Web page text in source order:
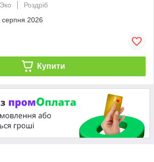
Роздріб
серпня 2026
Купити